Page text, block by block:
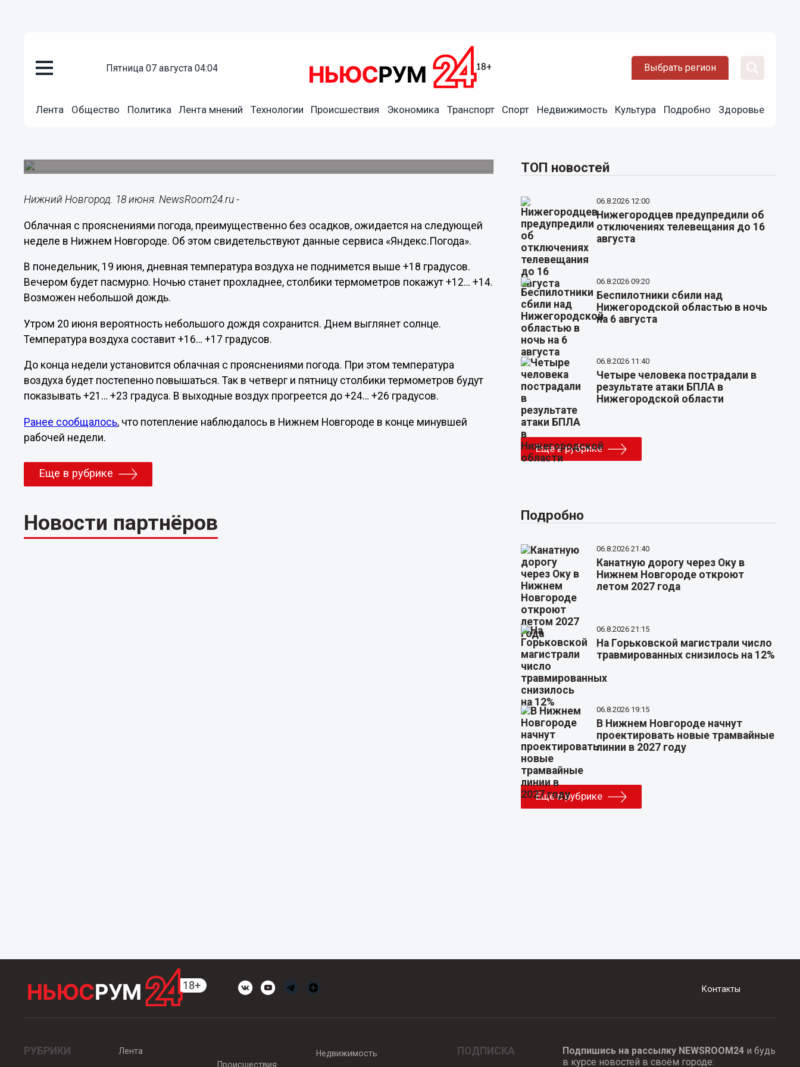
пятница 07 августа 04:04 Выбрать регион
Лента Общество Политика Лента мнений Технологии Происшествия Экономика Транспорт Спорт Недвижимость Культура Подробно Здоровье
Потепление до +26 градусов ожидается в Нижнем
Нижний Новгород. 18 июня. NewsRoom24.ru -
Облачная с прояснениями погода, преимущественно без осадков, ожидается на следующей
неделе в Нижнем Новгороде. Об этом свидетельствуют данные сервиса «Яндекс.Погода».
В понедельник, 19 июня, дневная температура воздуха не поднимется выше +18 градусов.
Вечером будет пасмурно. Ночью станет прохладнее, столбики термометров покажут +12… +14.
Возможен небольшой дождь.
Утром 20 июня вероятность небольшого дождя сохранится. Днем выглянет солнце.
Температура воздуха составит +16… +17 градусов.
До конца недели установится облачная с прояснениями погода. При этом температура
воздуха будет постепенно повышаться. Так в четверг и пятницу столбики термометров будут
показывать +21… +23 градуса. В выходные воздух прогреется до +24… +26 градусов.
Ранее сообщалось, что потепление наблюдалось в Нижнем Новгороде в конце минувшей
рабочей недели.
Еще в рубрике
Новости партнёров
ТОП новостей
06.8.2026 12:00
Нижегородцев предупредили об
отключениях телевещания до 16
августа
06.8.2026 09:20
Беспилотники сбили над
Нижегородской областью в ночь
на 6 августа
06.8.2026 11:40
Четыре человека пострадали в
результате атаки БПЛА в
Нижегородской области
Еще в рубрике
Подробно
06.8.2026 21:40
Канатную дорогу через Оку в
Нижнем Новгороде откроют
летом 2027 года
06.8.2026 21:15
На Горьковской магистрали число
травмированных снизилось на 12%
06.8.2026 19:15
В Нижнем Новгороде начнут
проектировать новые трамвайные
линии в 2027 году
Еще в рубрике
Контакты
РУБРИКИ
Лента
Происшествия
Недвижимость ПОДПИСКА Подпишись на рассылку NEWSROOM24и будь
в курсе новостей в своём городе: